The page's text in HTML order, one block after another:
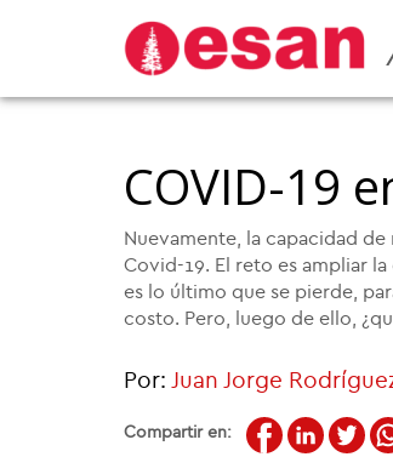
COVID-19
Nuevamente, la capacidad
Covid-19. El reto es ampliar
es lo último que se pierde,
costo. Pero, luego de ello,
Por: Juan Jorge
Compartir en: